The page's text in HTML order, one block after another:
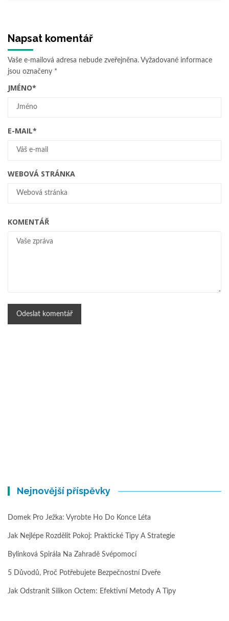
Napsat komentář
Vaše e-mailová adresa nebude zveřejněna. Vyžadované informace
jsou označeny *
JMÉNO*
E-MAIL*
WEBOVÁ STRÁNKA
KOMENTÁŘ
Nejnovější příspěvky
Domek Pro Ježka: Vyrobte Ho Do Konce Léta
Jak Nejlépe Rozdělit Pokoj: Praktické Tipy A Strategie
Bylinková Spirála Na Zahradě Svépomocí
5 Důvodů, Proč Potřebujete Bezpečnostní Dveře
Jak Odstranit Silikon Octem: Efektivní Metody A Tipy